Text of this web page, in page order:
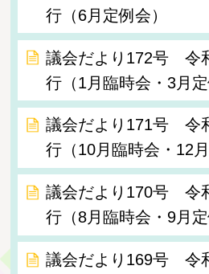
行（6月定例会）
議会だより172号 令
行（1月臨時会・3月定
議会だより171号 令
行（10月臨時会・12月
議会だより170号 令
行（8月臨時会・9月定
議会だより169号 令